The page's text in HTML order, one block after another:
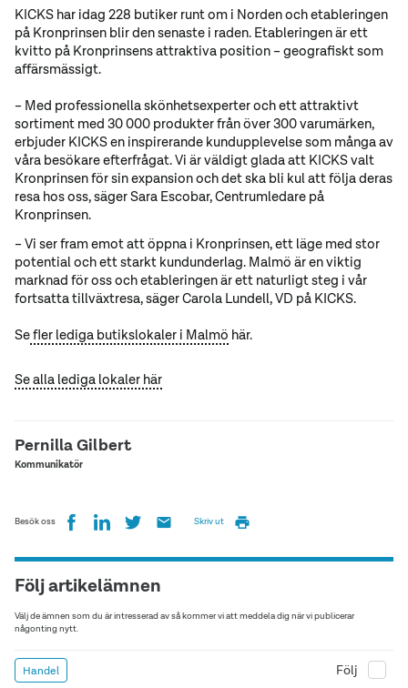
KICKS har idag 228 butiker runt om i Norden och etableringen
på Kronprinsen blir den senaste i raden. Etableringen är ett
kvitto på Kronprinsens attraktiva position – geografiskt som
affärsmässigt.
– Med professionella skönhetsexperter och ett attraktivt
sortiment med 30 000 produkter från över 300 varumärken,
erbjuder KICKS en inspirerande kundupplevelse som många av
våra besökare efterfrågat. Vi är väldigt glada att KICKS valt
Kronprinsen för sin expansion och det ska bli kul att följa deras
resa hos oss, säger Sara Escobar, Centrumledare på
Kronprinsen.
– Vi ser fram emot att öppna i Kronprinsen, ett läge med stor
potential och ett starkt kundunderlag. Malmö är en viktig
marknad för oss och etableringen är ett naturligt steg i vår
fortsatta tillväxtresa, säger Carola Lundell, VD på KICKS.
Sefler lediga butikslokaler i Malmö här.
Se alla lediga lokaler här
Pernilla Gilbert
Kommunikatör
Besök oss Skriv ut
Följ artikelämnen
Välj de ämnen som du är intresserad av så kommer vi att meddela dig när vi publicerar
någonting nytt.
Handel Följ